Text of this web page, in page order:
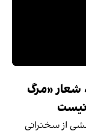
شعار «مرگ
نیست
از سخنرانی